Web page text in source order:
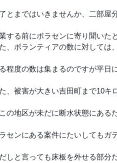
とまではいきませんか、二部屋
する前にボラセンに寄り聞いた
、ボランティアの数に対しては
程度の数は集まるのですが平日
、被害が大きい吉田町まで10キ
の地区が未だに断水状態にある
センにある案件にたいしてもガ
しと言っても床板を外せる部分